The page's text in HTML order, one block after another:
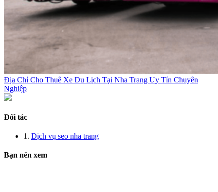
Địa Chỉ Cho Thuê Xe Du Lịch Tại Nha Trang Uy Tín Chuyên
Nghiệp
Đối tác
1. Dịch vụ seo nha trang
Bạn nên xem